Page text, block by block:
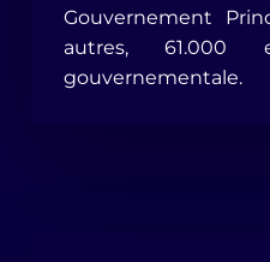
Gouvernement
autres, 61.000
gouvernementale.